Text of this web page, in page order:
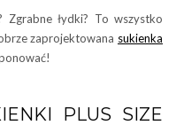
Zgrabne łydki? To wszystko
zaprojektowana sukienka
PLUS SIZE